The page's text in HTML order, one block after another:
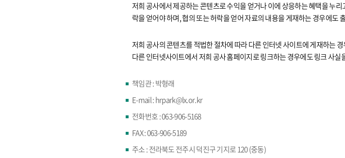
저희 공사에서 제공하는 콘텐츠로 수익을 얻거나 이에 상응하는 혜택을 누
락을 얻어야 하며, 협의 또는 허락을 얻어 자료의 내용을 게재하는 경우에
저희 공사의 콘텐츠를 적법한 절차에 따라 다른 인터넷 사이트에 게재하는
다른 인터넷사이트에서 저희 공사 홈페이지로 링크하는 경우에도 링크 사실
책임관 : 박형래
E-mail : hrpark@lx.or.kr
전화번호 : 063-906-5168
FAX : 063-906-5189
주소 : 전라북도 전주시 덕진구 기지로 120 (중동)